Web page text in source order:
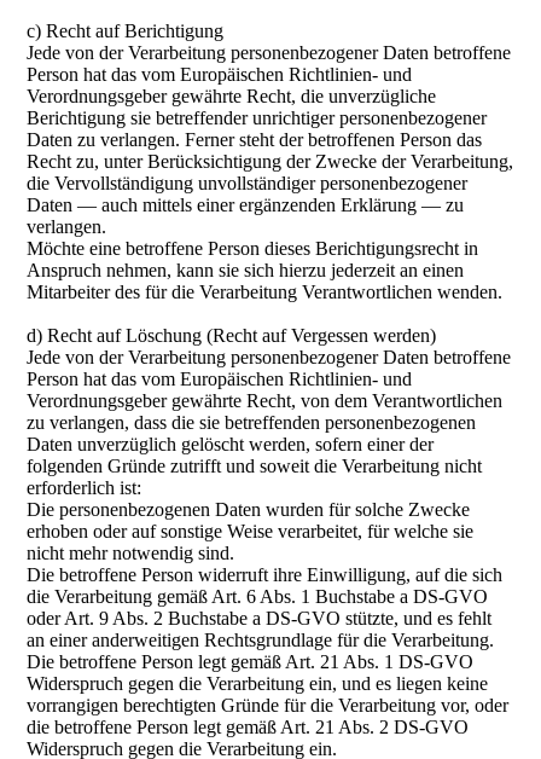
c) Recht auf Berichtigung
Jede von der Verarbeitung personenbezogener Daten betroffene
Person hat das vom Europäischen Richtlinien- und
Verordnungsgeber gewährte Recht, die unverzügliche
Berichtigung sie betreffender unrichtiger personenbezogener
Daten zu verlangen. Ferner steht der betroffenen Person das
Recht zu, unter Berücksichtigung der Zwecke der Verarbeitung,
die Vervollständigung unvollständiger personenbezogener
Daten — auch mittels einer ergänzenden Erklärung — zu
verlangen.
Möchte eine betroffene Person dieses Berichtigungsrecht in
Anspruch nehmen, kann sie sich hierzu jederzeit an einen
Mitarbeiter des für die Verarbeitung Verantwortlichen wenden.
d) Recht auf Löschung (Recht auf Vergessen werden)
Jede von der Verarbeitung personenbezogener Daten betroffene
Person hat das vom Europäischen Richtlinien- und
Verordnungsgeber gewährte Recht, von dem Verantwortlichen
zu verlangen, dass die sie betreffenden personenbezogenen
Daten unverzüglich gelöscht werden, sofern einer der
folgenden Gründe zutrifft und soweit die Verarbeitung nicht
erforderlich ist:
Die personenbezogenen Daten wurden für solche Zwecke
erhoben oder auf sonstige Weise verarbeitet, für welche sie
nicht mehr notwendig sind.
Die betroffene Person widerruft ihre Einwilligung, auf die sich
die Verarbeitung gemäß Art. 6 Abs. 1 Buchstabe a DS-GVO
oder Art. 9 Abs. 2 Buchstabe a DS-GVO stützte, und es fehlt
an einer anderweitigen Rechtsgrundlage für die Verarbeitung.
Die betroffene Person legt gemäß Art. 21 Abs. 1 DS-GVO
Widerspruch gegen die Verarbeitung ein, und es liegen keine
vorrangigen berechtigten Gründe für die Verarbeitung vor, oder
die betroffene Person legt gemäß Art. 21 Abs. 2 DS-GVO
Widerspruch gegen die Verarbeitung ein.